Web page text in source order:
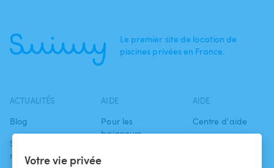
Votre vie privée
Le premier site de location de
piscines privées en France.
ACTUALITÉS
Blog
Swimmy dans les
médias
AIDE
Pour les
baigneurs
AIDE
Centre d'aide